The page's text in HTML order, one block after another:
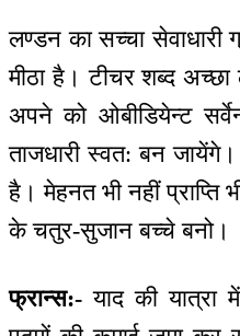
लण्डन का सच्चा सेवाधारी
मीठा है। टीचर शब्द अच्छा
अपने को ओबीडियेन्ट
ताजधारी स्वत: बन
है। मेहनत भी नहीं प्राप्ति
के चतुर-सुजान बच्चे बनो।
फ्रान्स:- याद की